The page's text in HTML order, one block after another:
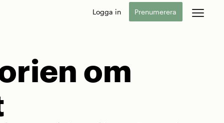
Logga in Prenumerera
om